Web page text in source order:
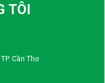
TÔI
Cần Thơ